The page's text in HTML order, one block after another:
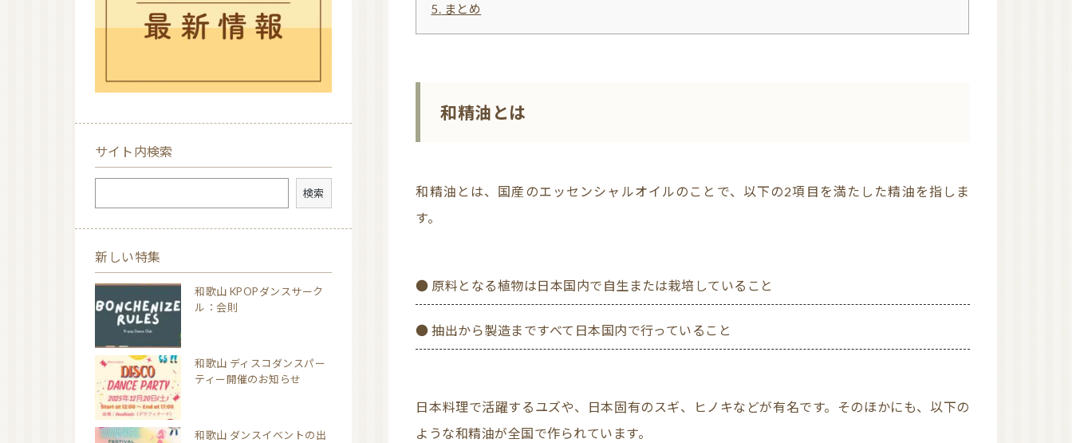
石鹸素地
オンラインレッスン有
り
NARD 和歌山
AEAJ 九州地方
ーター協会（JAA）
5. まとめ
和精油とは
和精油とは、国産のエッセンシャルオイルのことで、以下の2項目を満たした精油を指しま
す。
● 原料となる植物は日本国内で自生または栽培していること
● 抽出から製造まですべて日本国内で行っていること
日本料理で活躍するユズや、日本固有のスギ、ヒノキなどが有名です。そのほかにも、以下の
ような和精油が全国で作られています。
サイト内検索
検索
新しい特集
和歌山 KPOPダンスサーク
ル：会則
和歌山 ディスコダンスパー
ティー開催のお知らせ
和歌山 ダンスイベントの出